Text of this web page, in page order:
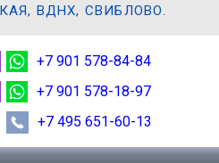
ВДНХ, СВИБЛОВО.
+7 901 578-84-84
+7 901 578-18-97
+7 495 651-60-13